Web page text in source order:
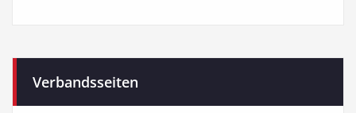
Verbandsseiten